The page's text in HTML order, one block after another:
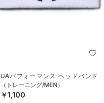
UAパフォーマンス ヘッドバンド
（トレーニング/MEN）
￥1,100